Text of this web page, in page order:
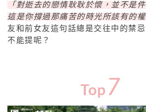
「對逝去的戀情耿耿於懷，並不是
這是你撐過那痛苦的時光所該有的權
友和前女友這句話總是交往中的禁
不能提呢？
Top 7